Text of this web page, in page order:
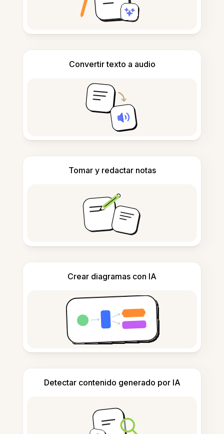
Convertir texto a audio
Tomar y redactar notas
Crear diagramas con IA
Detectar contenido generado por IA